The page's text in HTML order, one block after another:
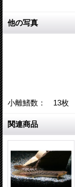
他の写真
小離鰭数： 13枚
関連商品